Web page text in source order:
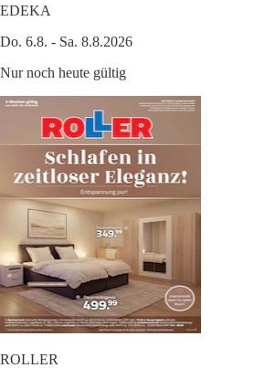
EDEKA
Do. 6.8. - Sa. 8.8.2026
Nur noch heute gültig
ROLLER